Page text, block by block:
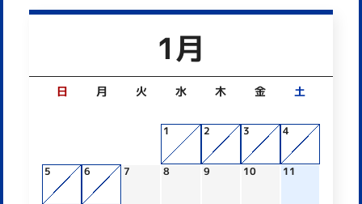
1月
日 月 火 水 木 金 土
1 2 3 4
5 6 7 8 9 10 11